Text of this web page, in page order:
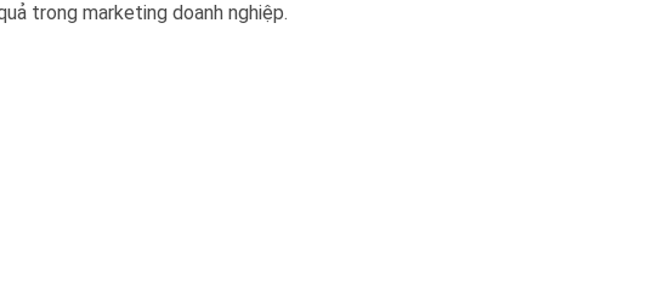
trong marketing doanh nghiệp.